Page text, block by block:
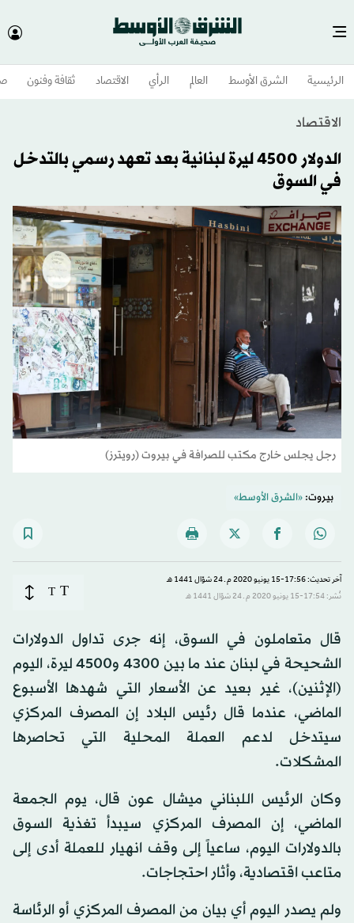
الرئيسية الشرق الأوسط​ العالم الرأي الاقتصاد ثقافة وفنون
الاقتصاد
الدولار 4500 ليرة لبنانية بعد تعهد رسمي بالتدخل
في السوق
رجل يجلس خارج مكتب للصرافة في بيروت (رويترز)
بيروت:«الشرق الأوسط»
آخر تحديث: 17:56-15 يونيو 2020 م ـ 24 شوّال 1441 هـ
نُشر: 17:54-15 يونيو 2020 م ـ 24 شوّال 1441 هـ
T
T
قال متعاملون في السوق، إنه جرى تداول الدولارات
الشحيحة في لبنان عند ما بين 4300 و4500 ليرة، اليوم
(الإثنين)، غير بعيد عن الأسعار التي شهدها الأسبوع
الماضي، عندما قال رئيس البلاد إن المصرف المركزي
سيتدخل لدعم العملة المحلية التي تحاصرها
المشكلات.
وكان الرئيس اللبناني ميشال عون قال، يوم الجمعة
الماضي، إن المصرف المركزي سيبدأ تغذية السوق
بالدولارات اليوم، ساعياً إلى وقف انهيار للعملة أدى إلى
متاعب اقتصادية، وأثار احتجاجات.
ولم يصدر اليوم أي بيان من المصرف المركزي أو الرئاسة